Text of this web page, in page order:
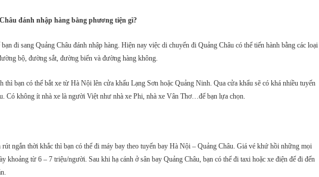
đánh nhập hàng bằng phương tiện gì?
đi sang Quảng Châu đánh nhập hàng. Hiện nay việc di chuyển đi Quảng Châu có thể tiến hành bằng các loại
bộ, đường sắt, đường biển và đường hàng không.
thì bạn có thể bắt xe từ Hà Nội lên cửa khẩu Lạng Sơn hoặc Quảng Ninh. Qua cửa khẩu sẽ có khá nhiều tuyến
Có không ít nhà xe là người Việt như nhà xe Phi, nhà xe Vân Thơ…để bạn lựa chọn.
ngắn thời khắc thì bạn có thể đi máy bay theo tuyến bay Hà Nội – Quảng Châu. Giá vé khứ hồi những mọi
khoảng từ 6 – 7 triệu/người. Sau khi hạ cánh ở sân bay Quảng Châu, bạn có thể đi taxi hoặc xe điện để đi đến